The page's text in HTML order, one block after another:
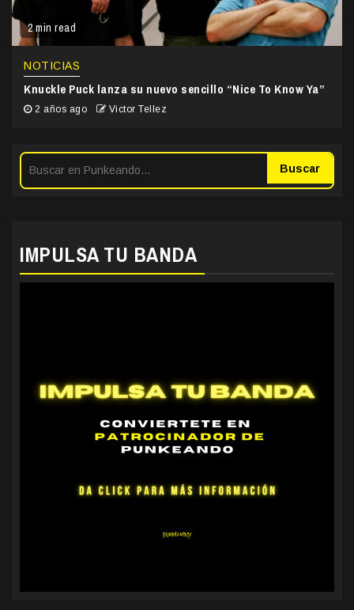
2 min read
NOTICIAS
Knuckle Puck lanza su nuevo sencillo “Nice To Know Ya”
2 años ago Victor Tellez
Buscar
IMPULSA TU BANDA